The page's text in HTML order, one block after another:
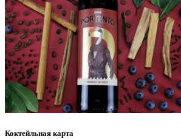
Коктейльная карта